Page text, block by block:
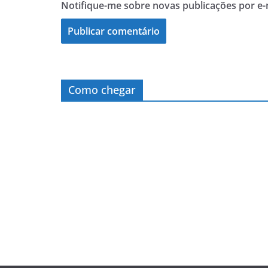
Notifique-me sobre novas publicações por
Como chegar